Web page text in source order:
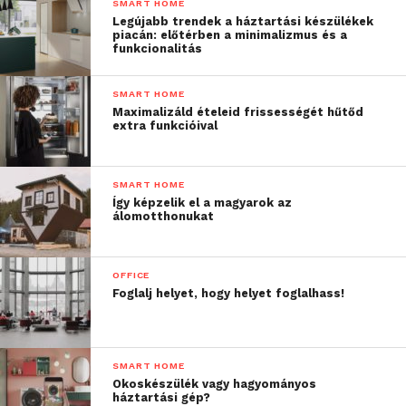
„ Egy légkondicionáló
berendezés megfelelő
telepítés és karbantartás
mellett akár húsz évig is
egy enteriőr része lehet,
ezért is merülhet fel már
csak praktikus okokból is
a design kérdése. Ha
belegondolunk, hogy két
évtized alatt
változhatnak a bútorok,
illetve a fal színe,
SMART HOME
Legújabb trendek a háztartási készülékek
piacán: előtérben a minimalizmus és a
funkcionalitás
SMART HOME
Maximalizáld ételeid frissességét hűtőd
extra funkcióival
SMART HOME
Így képzelik el a magyarok az
álomotthonukat
OFFICE
Foglalj helyet, hogy helyet foglalhass!
SMART HOME
Okoskészülék vagy hagyományos
háztartási gép?